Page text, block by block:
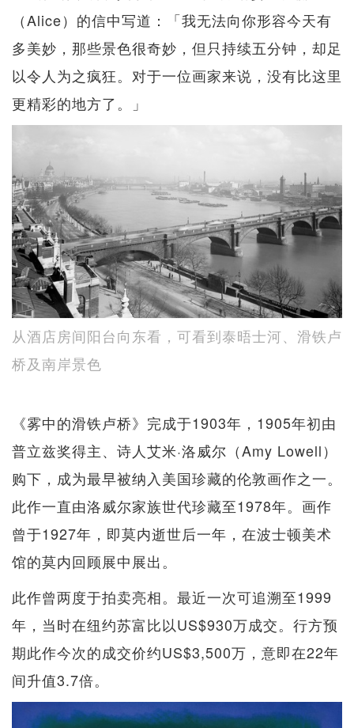
（Alice）的信中写道：「我无法向你形容今天有
多美妙，那些景色很奇妙，但只持续五分钟，却足
以令人为之疯狂。对于一位画家来说，没有比这里
更精彩的地方了。」
从酒店房间阳台向东看，可看到泰晤士河、滑铁卢
桥及南岸景色
《雾中的滑铁卢桥》完成于1903年，1905年初由
普立兹奖得主、诗人艾米·洛威尔（Amy Lowell）
购下，成为最早被纳入美国珍藏的伦敦画作之一。
此作一直由洛威尔家族世代珍藏至1978年。画作
曾于1927年，即莫内逝世后一年，在波士顿美术
馆的莫内回顾展中展出。
此作曾两度于拍卖亮相。最近一次可追溯至1999
年，当时在纽约苏富比以US$930万成交。行方预
期此作今次的成交价约US$3,500万，意即在22​​年
间升值3.7倍。